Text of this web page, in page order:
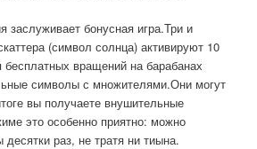
заслуживает бонусная игра.Три и
(символ солнца) активируют 10
вращений на барабанах
символы с множителями.Они могут
вы получаете внушительные
это особенно приятно: можно
десятки раз, не тратя ни тиына.